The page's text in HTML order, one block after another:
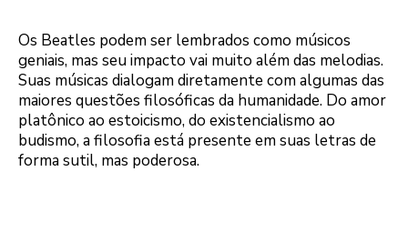
Os Beatles podem ser lembrados como músicos
geniais, mas seu impacto vai muito além das melodias.
Suas músicas dialogam diretamente com algumas das
maiores questões filosóficas da humanidade. Do amor
platônico ao estoicismo, do existencialismo ao
budismo, a filosofia está presente em suas letras de
forma sutil, mas poderosa.